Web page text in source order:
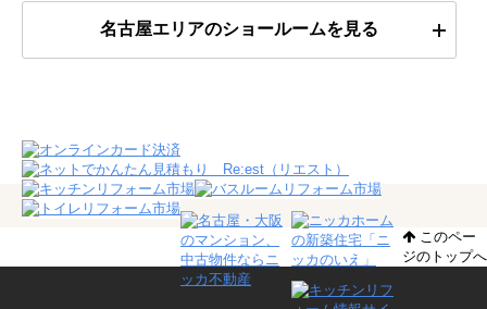
名古屋エリアのショールームを見る
このペー
ジのトップへ